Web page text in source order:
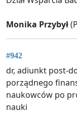
Monika Przybył
#942
dr, adiunkt post-
porządnego
naukowców po
nauki